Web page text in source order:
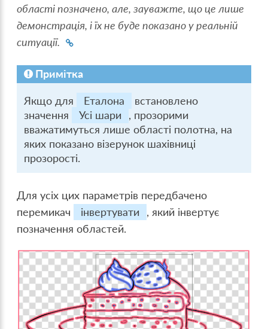
області позначено, але, зауважте, що це лише
демонстрація, і їх не буде показано у реальній
ситуації.
Примітка
Якщо для Еталона
встановлено
значення
Усі шари
, прозорими
вважатимуться лише області полотна, на
яких показано візерунок шахівниці
прозорості.
Для усіх цих параметрів передбачено
перемикач
інвертувати
, який інвертує
позначення областей.